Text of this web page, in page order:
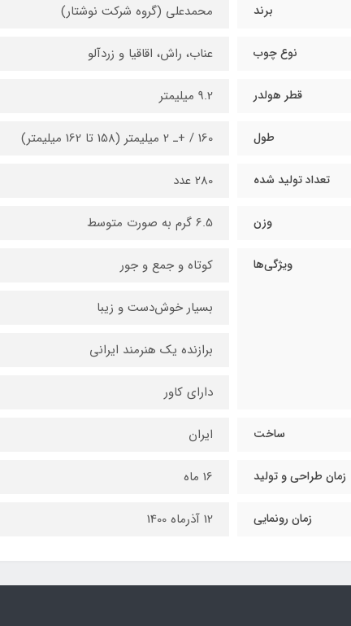
برند محمدعلی (گروه شرکت نوشتار)
نوع چوب عناب، راش، اقاقیا و زردآلو
قطر هولدر 9.2 میلیمتر
طول 160 / +ـ 2 میلیمتر (158 تا 162 میلیمتر)
تعداد تولید شده 280 عدد
وزن 6.5 گرم به صورت متوسط
ویژگی‌ها کوتاه و جمع و جور
بسیار خوش‌دست و زیبا
برازنده یک هنرمند ایرانی
دارای کاور
ساخت ایران
زمان طراحی و تولید 16 ماه
زمان رونمایی 12 آذرماه 1400